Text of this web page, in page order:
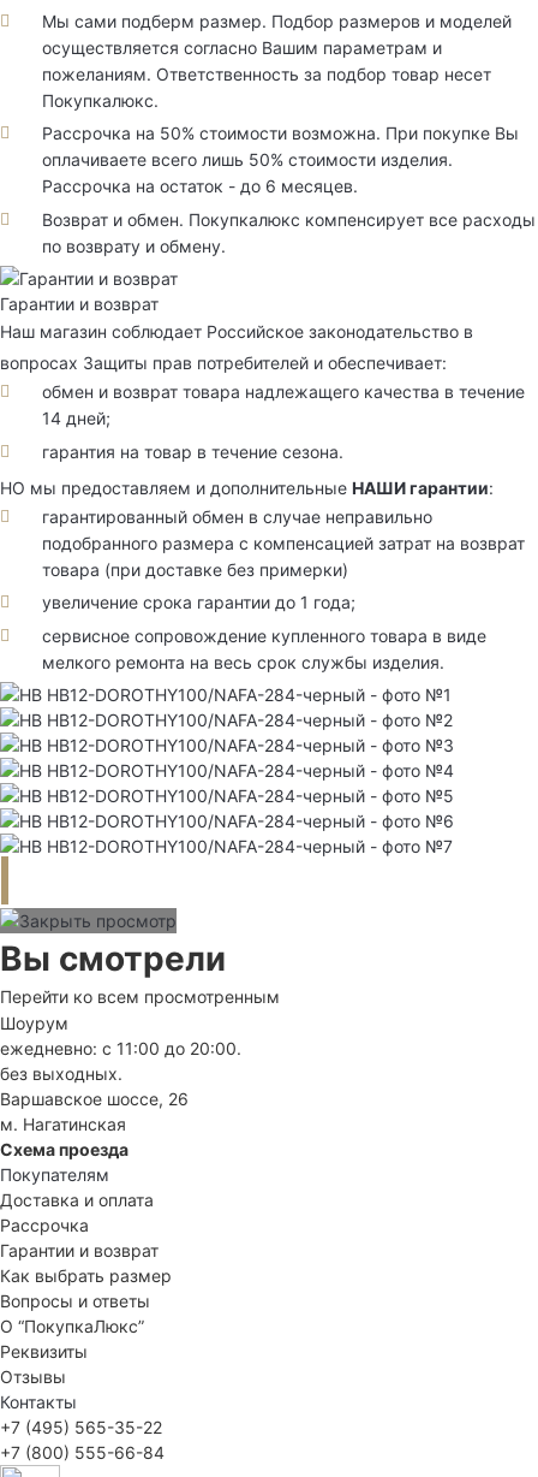
Мы сами подберм размер. Подбор размеров и моделей
осуществляется согласно Вашим параметрам и
пожеланиям. Ответственность за подбор товар несет
Покупкалюкс.
Рассрочка на 50% стоимости возможна. При покупке Вы
оплачиваете всего лишь 50% стоимости изделия.
Рассрочка на остаток - до 6 месяцев.
Возврат и обмен. Покупкалюкс компенсирует все расходы
по возврату и обмену.
Гарантии и возврат
Наш магазин соблюдает Российское законодательство в
вопросах Защиты прав потребителей и обеспечивает:
обмен и возврат товара надлежащего качества в течение
14 дней;
гарантия на товар в течение сезона.
НО мы предоставляем и дополнительные НАШИ гарантии:
гарантированный обмен в случае неправильно
подобранного размера с компенсацией затрат на возврат
товара (при доставке без примерки)
увеличение срока гарантии до 1 года;
сервисное сопровождение купленного товара в виде
мелкого ремонта на весь срок службы изделия.
Вы смотрели
Перейти ко всем просмотренным
Шоурум
ежедневно: с 11:00 до 20:00.
без выходных.
Варшавское шоссе, 26
м. Нагатинская
Схема проезда
Покупателям
Доставка и оплата
Рассрочка
Гарантии и возврат
Как выбрать размер
Вопросы и ответы
О “ПокупкаЛюкс”
Реквизиты
Отзывы
Контакты
+7 (495) 565-35-22
+7 (800) 555-66-84